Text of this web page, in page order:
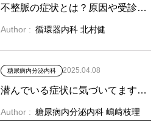
不整脈の症状とは？原因や受診の目安を循環器内科が解説
Author : 循環器内科 北村健
糖尿病内分泌内科 2025.04.08
潜んでいる症状に気づいてますか？ ~糖尿病治療の最新動向～
Author : 糖尿病内分泌内科 嶋﨑枝理